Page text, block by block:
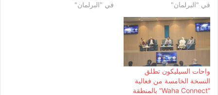
في "البرلمان"
في "البرلمان"
واحات السيليكون تطلق
النسخة الخامسة من فعالية
“Waha Connect” بالمنطقة